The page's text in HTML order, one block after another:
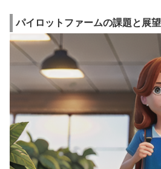
パイロットファームの課題と展望